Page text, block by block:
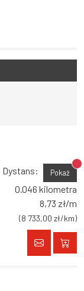
Dystans:
Pokaż
0.046 kilometra
8,73 zł/m
(8 733,00 zł/km)